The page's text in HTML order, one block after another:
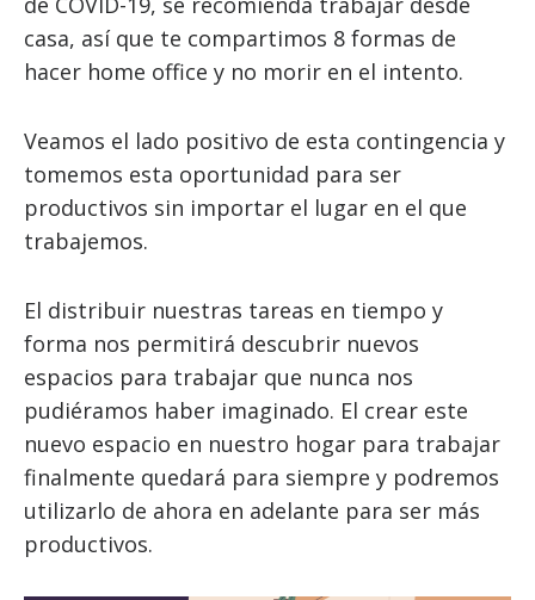
casa, así que te compartimos 8 formas de
hacer home office y no morir en el intento.
Veamos el lado positivo de esta contingencia y
tomemos esta oportunidad para ser
productivos sin importar el lugar en el que
trabajemos.
El distribuir nuestras tareas en tiempo y
forma nos permitirá descubrir nuevos
espacios para trabajar que nunca nos
pudiéramos haber imaginado. El crear este
nuevo espacio en nuestro hogar para trabajar
finalmente quedará para siempre y podremos
utilizarlo de ahora en adelante para ser más
productivos.